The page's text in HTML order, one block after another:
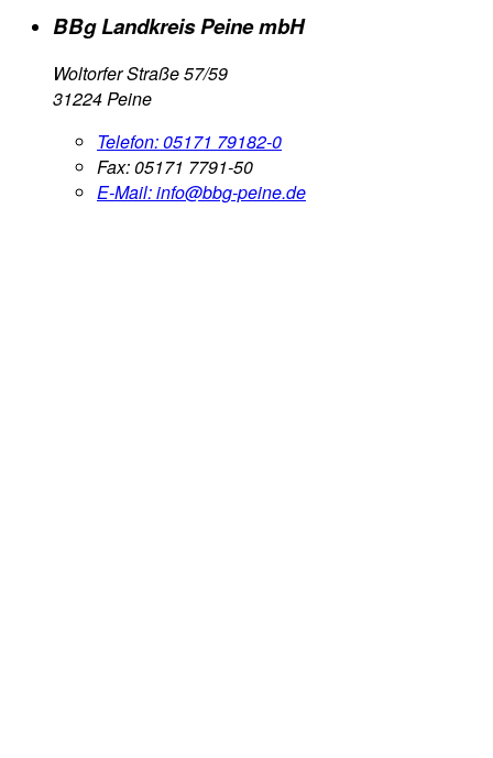
BBg Landkreis Peine mbH
Woltorfer Straße 57/59
31224 Peine
Telefon:05171 79182-0
Fax:05171 7791-50
E-Mail:info@bbg-peine.de